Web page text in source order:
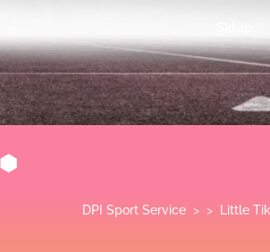
DPI Sport Service > > Little